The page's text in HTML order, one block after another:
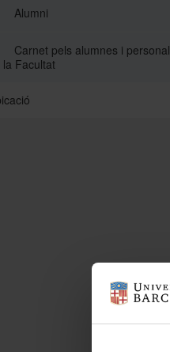
Alumni
Carnet pels alumnes i personal
la Facultat